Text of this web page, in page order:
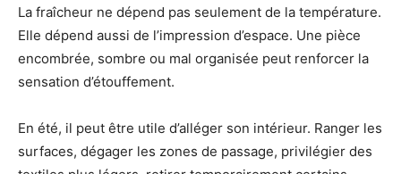
La fraîcheur ne dépend pas seulement de la température.
Elle dépend aussi de l’impression d’espace. Une pièce
encombrée, sombre ou mal organisée peut renforcer la
sensation d’étouffement.
En été, il peut être utile d’alléger son intérieur. Ranger les
surfaces, dégager les zones de passage, privilégier des